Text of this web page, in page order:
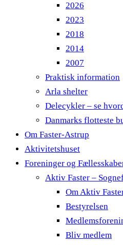
2026
2023
2018
2014
2007
Praktisk information
Arla shelter
Delecykler – se
Danmarks flotteste
Om Faster-Astrup
Aktivitetshuset
Foreninger og
Aktiv Faster –
Om Aktiv
Bestyrelsen
Bliv medlem